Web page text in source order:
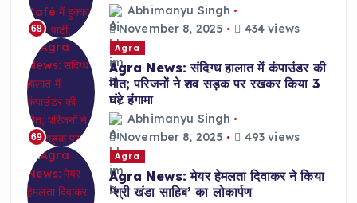
68
Abhimanyu Singh
November 8, 2025
434 views
69
Agra
Agra News: संदिग्ध हालात में कंपाउंडर की
मौत; परिजनों ने शव सड़क पर रखकर किया 3
घंटे हंगामा
Abhimanyu Singh
November 8, 2025
493 views
Agra
Agra News: मेयर हेमलता दिवाकर ने किया
‘श्री खंडा साहिब’ का लोकार्पण